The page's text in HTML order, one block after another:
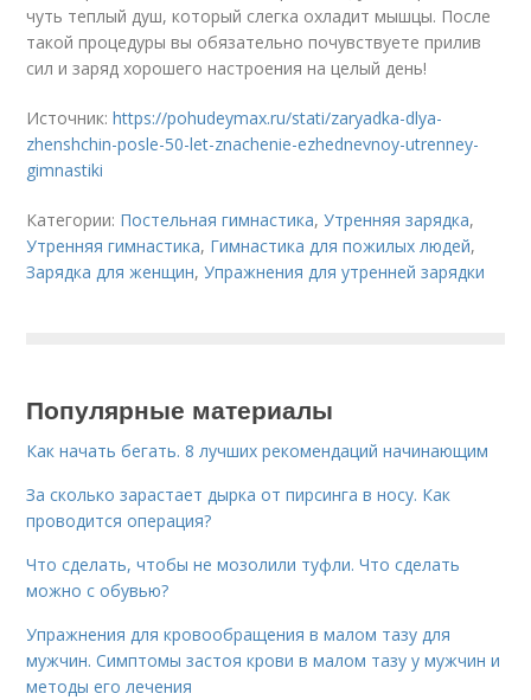
чуть теплый душ, который слегка охладит мышцы. После
такой процедуры вы обязательно почувствуете прилив
сил и заряд хорошего настроения на целый день!
Источник:https://pohudeymax.ru/stati/zaryadka-dlya-
zhenshchin-posle-50-let-znachenie-ezhednevnoy-utrenney-
gimnastiki
Категории: Постельная гимнастика,Утренняя зарядка,
Утренняя гимнастика, Гимнастика для пожилых людей,
Зарядка для женщин,Упражнения для утренней зарядки
Популярные материалы
Как начать бегать. 8 лучших рекомендаций начинающим
За сколько зарастает дырка от пирсинга в носу. Как
проводится операция?
Что сделать, чтобы не мозолили туфли. Что сделать
можно с обувью?
Упражнения для кровообращения в малом тазу для
мужчин. Симптомы застоя крови в малом тазу у мужчин и
методы его лечения